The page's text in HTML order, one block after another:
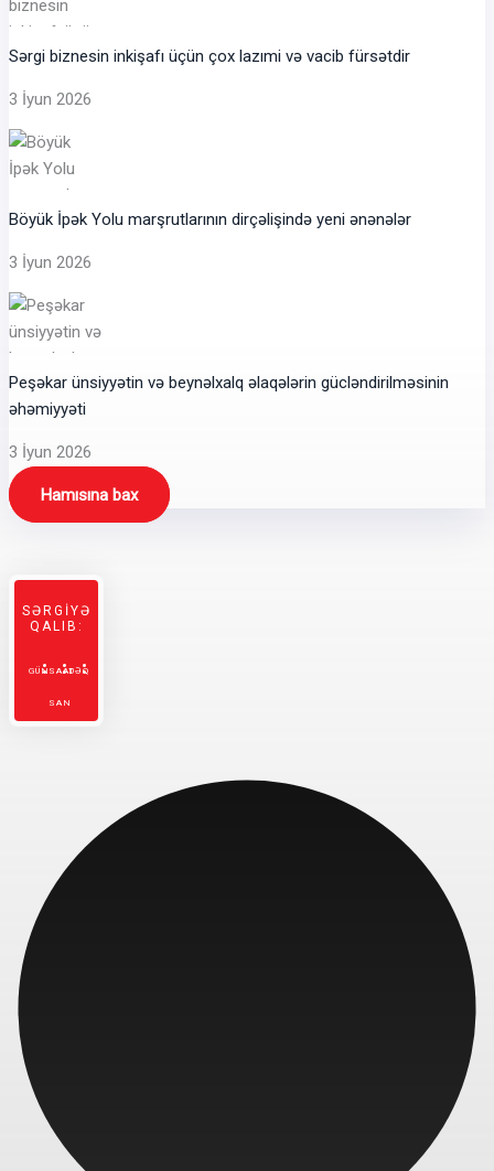
Sərgi biznesin inkişafı üçün çox lazımi və vacib fürsətdir
3 İyun 2026
Böyük İpək Yolu marşrutlarının dirçəlişində yeni ənənələr
3 İyun 2026
Peşəkar ünsiyyətin və beynəlxalq əlaqələrin gücləndirilməsinin
əhəmiyyəti
3 İyun 2026
Hamısına bax
SƏRGİYƏ
QALIB:
GÜN SAATDƏQ
SAN